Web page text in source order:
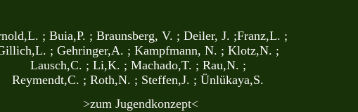
; Buia,P. ; Braunsberg, V. ; Deiler, J. ;Franz,L. ;
; Gehringer,A. ; Kampfmann, N. ; Klotz,N. ;
Lausch,C. ; Li,K. ; Machado,T. ; Rau,N. ;
Reymendt,C. ; Roth,N. ; Steffen,J. ; Ünlükaya,S.
>zum Jugendkonzept<